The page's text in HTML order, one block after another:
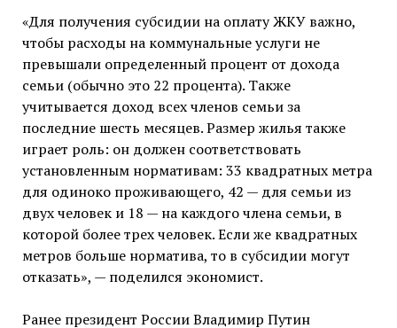
«Для получения субсидии на оплату ЖКУ важно,
чтобы расходы на коммунальные услуги не
превышали определенный процент от дохода
семьи (обычно это 22 процента). Также
учитывается доход всех членов семьи за
последние шесть месяцев. Размер жилья также
играет роль: он должен соответствовать
установленным нормативам: 33 квадратных метра
для одиноко проживающего, 42 — для семьи из
двух человек и 18 — на каждого члена семьи, в
которой более трех человек. Если же квадратных
метров больше норматива, то в субсидии могут
отказать», — поделился экономист.
Ранее президент России Владимир Путин